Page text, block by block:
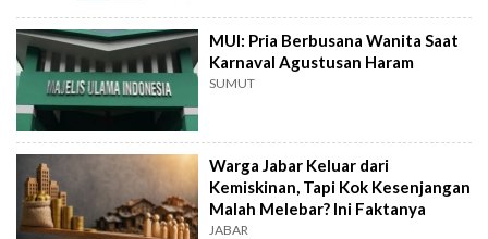
MUI: Pria Berbusana Wanita Saat
Karnaval Agustusan Haram
SUMUT
Warga Jabar Keluar dari
Kemiskinan, Tapi Kok Kesenjangan
Malah Melebar? Ini Faktanya
JABAR